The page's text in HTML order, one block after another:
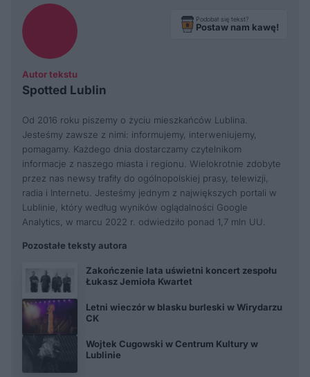
Autor tekstu
Spotted Lublin
Podobał się tekst?
Postaw nam kawę!
Od 2016 roku piszemy o życiu mieszkańców Lublina.
Jesteśmy zawsze z nimi: informujemy, interweniujemy,
pomagamy. Każdego dnia dostarczamy czytelnikom
informacje z naszego miasta i regionu. Wielokrotnie zdobyte
przez nas newsy trafiły do ogólnopolskiej prasy, telewizji,
radia i Internetu. Jesteśmy jednym z największych portali w
Lublinie, który według wyników oglądalności Google
Analytics, w marcu 2022 r. odwiedziło ponad 1,7 mln UU.
Pozostałe teksty autora
Zakończenie lata uświetni koncert zespołu
Łukasz Jemioła Kwartet
Letni wieczór w blasku burleski w Wirydarzu
CK
Wojtek Cugowski w Centrum Kultury w
Lublinie